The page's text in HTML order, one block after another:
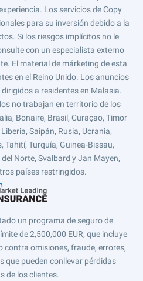
Los servicios de Copy
para su inversión debido a la
Si los riesgos implícitos no le
con un especialista externo
El material de márketing de esta
en el Reino Unido. Los anuncios
a residentes en Malasia.
no trabajan en territorio de los
Bonaire, Brasil, Curaçao, Timor
Saipán, Rusia, Ucrania,
Tahití, Turquía, Guinea-Bissau,
Norte, Svalbard y Jan Mayen,
países restringidos.
un programa de seguro de
de 2,500,000 EUR, que incluye
contra omisiones, fraude, errores,
que pueden conllevar pérdidas
de los clientes.